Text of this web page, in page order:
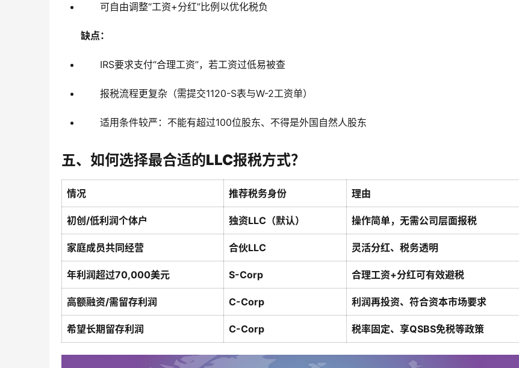
可自由调整“工资+分红”比例以优化税负
缺点：
IRS要求支付“合理工资”，若工资过低易被查
报税流程更复杂（需提交1120-S表与W-2工资单）
适用条件较严：不能有超过100位股东、不得是外国自然人股东
五、如何选择最合适的LLC报税方式？
情况 推荐税务身份 理由
初创/低利润个体户 独资LLC（默认） 操作简单，无需公司层面报税
家庭成员共同经营 合伙LLC 灵活分红、税务透明
年利润超过70,000美元 S-Corp 合理工资+分红可有效避税
高额融资/需留存利润 C-Corp 利润再投资、符合资本市场要求
希望长期留存利润 C-Corp 税率固定、享QSBS免税等政策